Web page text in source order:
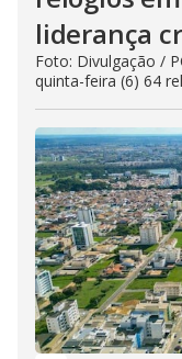
liderança
Foto: Divulgação /
quinta-feira (6) 64